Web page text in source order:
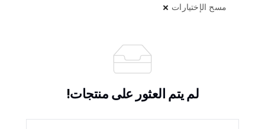
مسح الإختيارات
لم يتم العثور على منتجات!